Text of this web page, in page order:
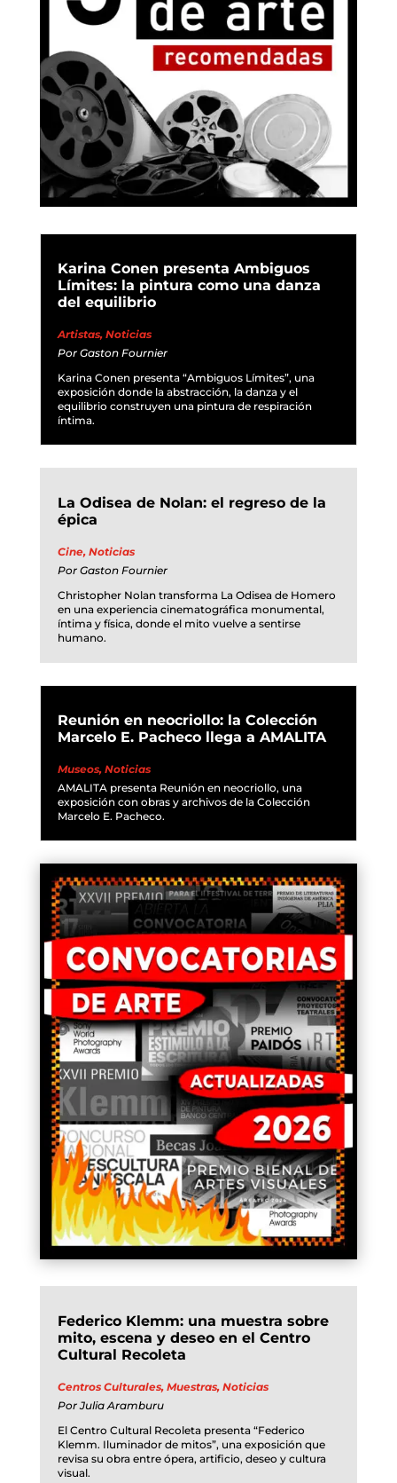
Karina Conen presenta Ambiguos
Límites: la pintura como una danza
del equilibrio
Artistas, Noticias
Por Gaston Fournier
Karina Conen presenta “Ambiguos Límites”, una
exposición donde la abstracción, la danza y el
equilibrio construyen una pintura de respiración
íntima.
La Odisea de Nolan: el regreso de la
épica
Cine, Noticias
Por Gaston Fournier
Christopher Nolan transforma La Odisea de Homero
en una experiencia cinematográfica monumental,
íntima y física, donde el mito vuelve a sentirse
humano.
Reunión en neocriollo: la Colección
Marcelo E. Pacheco llega a AMALITA
Museos, Noticias
AMALITA presenta Reunión en neocriollo, una
exposición con obras y archivos de la Colección
Marcelo E. Pacheco.
Federico Klemm: una muestra sobre
mito, escena y deseo en el Centro
Cultural Recoleta
Centros Culturales, Muestras, Noticias
PorJulia Aramburu
El Centro Cultural Recoleta presenta “Federico
Klemm. Iluminador de mitos”, una exposición que
revisa su obra entre ópera, artificio, deseo y cultura
visual.